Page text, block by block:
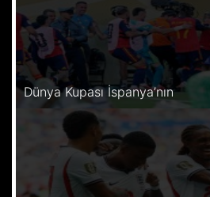
Dünya Kupası İspanya’nın